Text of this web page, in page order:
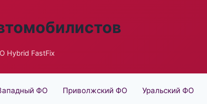
Hybrid FastFix
ФО Приволжский ФО Уральский ФО